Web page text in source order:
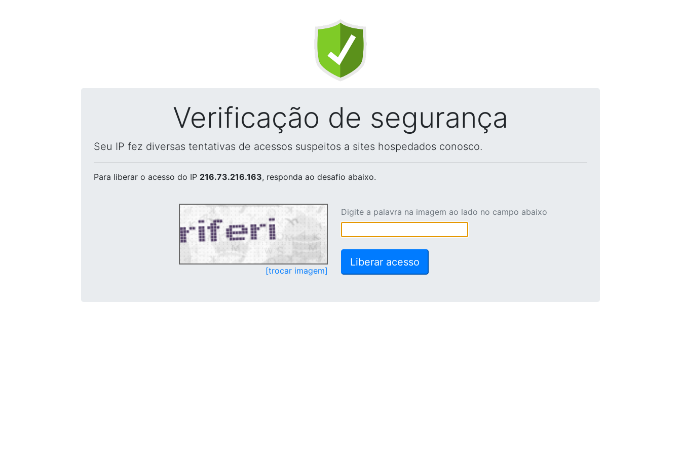
Verificação de segurança
Seu IP fez diversas tentativas de acessos suspeitos a sites hospedados conosco.
Para liberar o acesso do IP 216.73.216.163, responda ao desafio abaixo.
[trocar imagem]
Digite a palavra na imagem ao lado no campo abaixo